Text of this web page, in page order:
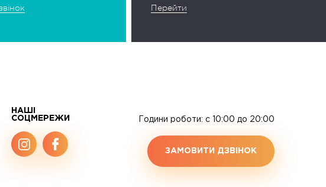
Перейти
НАШІ
СОЦМЕРЕЖИ
Години роботи: c 10:00 до 20:00
ЗАМОВИТИ ДЗВІНОК